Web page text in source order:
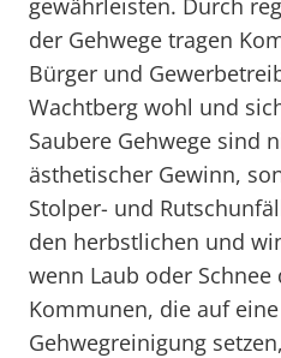
gewährleisten. Durch
der Gehwege tragen
Bürger und
Wachtberg wohl und
Saubere Gehwege sind
ästhetischer Gewinn,
Stolper- und
den herbstlichen und
wenn Laub oder Schnee
Kommunen, die auf
Gehwegreinigung